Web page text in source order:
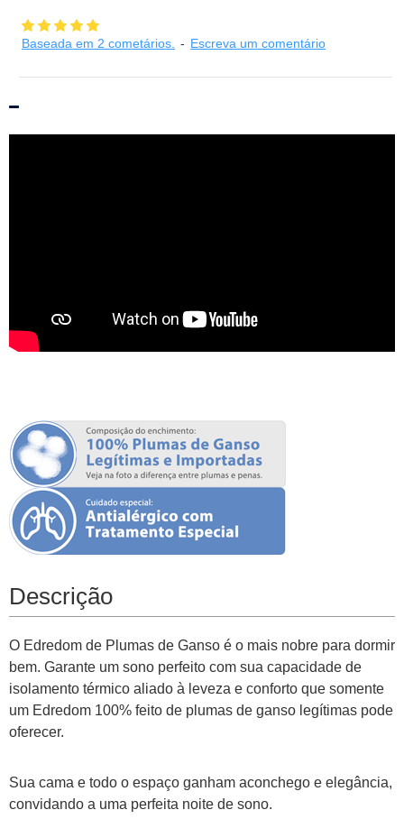
Baseada em 2 cometários. - Escreva um comentário
Descrição
O Edredom de Plumas de Ganso é o mais nobre para dormir
bem. Garante um sono perfeito com sua capacidade de
isolamento térmico aliado à leveza e conforto que somente
um Edredom 100% feito de plumas de ganso legítimas pode
oferecer.
Sua cama e todo o espaço ganham aconchego e elegância,
convidando a uma perfeita noite de sono.